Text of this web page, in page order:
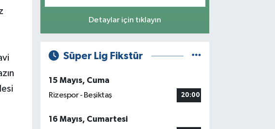
Detaylar için tıklayın
Süper Lig Fikstür
15 Mayıs, Cuma
Rizespor - Beşiktaş
20:00
16 Mayıs, Cumartesi